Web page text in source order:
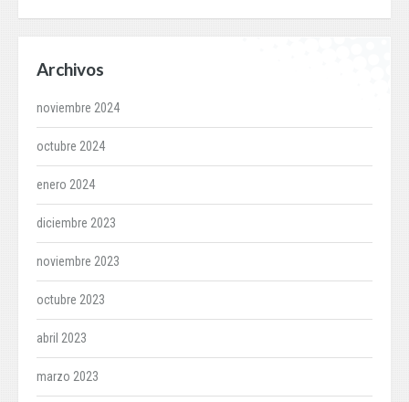
Archivos
noviembre 2024
octubre 2024
enero 2024
diciembre 2023
noviembre 2023
octubre 2023
abril 2023
marzo 2023